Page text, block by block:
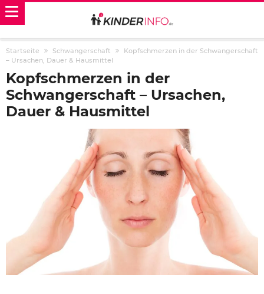
Startseite Schwangerschaft
Kopfschmerzen in der Schwangerschaft
– Ursachen, Dauer & Hausmittel
Kopfschmerzen in der
Schwangerschaft – Ursachen,
Dauer & Hausmittel